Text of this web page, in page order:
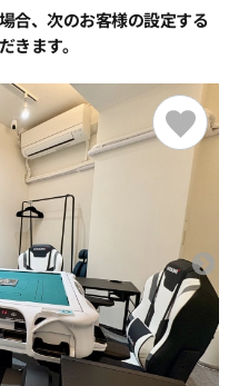
合、次のお客様の設定する
きます。